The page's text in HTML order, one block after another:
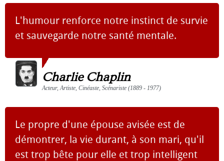
L'humour renforce notre instinct de survie
et sauvegarde notre santé mentale.
Charlie Chaplin
Acteur, Artiste, Cinéaste, Scénariste (1889 - 1977)
Le propre d'une épouse avisée est de
démontrer, la vie durant, à son mari, qu'il
est trop bête pour elle et trop intelligent